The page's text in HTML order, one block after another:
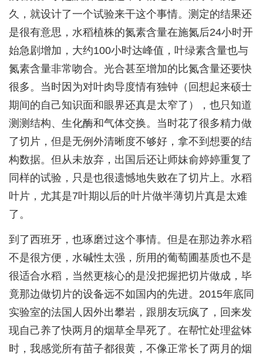
久，就设计了一个试验来干这个事情。测定的结果还
是很有意思，水稻植株的氮素含量在施氮后24小时开
始急剧增加，大约100小时达峰值，叶绿素含量也与
氮素含量非常吻合。光合甚至增加的比氮含量还要快
很多。当时因为对叶肉导度情有独钟（回想起来硕士
期间的自己知识面和眼界还真是太窄了），也只知道
测测结构、生化酶和气体交换。当时花了很多精力做
了切片，但是无例外清晰度不够好，拿不到想要的结
构数据。但从未放弃，出国后还让师妹俞婷婷重复了
同样的试验，只是也很遗憾地失败在了切片上。水稻
叶片，尤其是7叶期以后的叶片做半薄切片真是太难
了。
到了西班牙，也琢磨过这个事情。但是在那边养水稻
不是很方便，水碱性太强，所用的葡萄圃基质也不是
很适合水稻，当然更核心的是没把握把切片做成，毕
竟那边做切片的设备远不如国内的先进。2015年底同
实验室的法国人因外出攀岩，跟朋友玩疯了，回来发
现自己养了快两月的烟草全旱死了。在帮忙处理盆钵
时，我感觉所有苗子都很黄，不像正常长了两月的烟